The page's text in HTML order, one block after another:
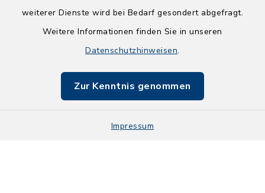
weiterer Dienste wird bei Bedarf gesondert abgefragt.
Weitere Informationen finden Sie in unseren
Datenschutzhinweisen.
Zur Kenntnis genommen
Impressum
Barrierefreiheit
Impressum
Sitemap